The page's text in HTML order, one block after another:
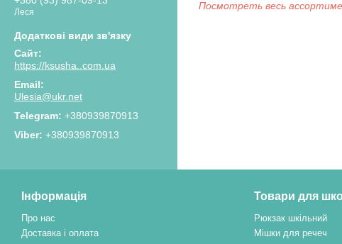
Леся
https://ksusha..com.ua
Ulesia@ukr.net
+380939870913
+380939870913
Посмотреть весь
Інформація
Про нас
Доставка і оплата
Товари для
Рюкзак шкільний
Мішки для речеч